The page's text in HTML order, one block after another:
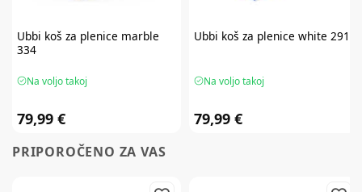
Ubbi koš za plenice marble
334
Na voljo takoj
79,99 €
Ubbi koš za plenice white 291
Na voljo takoj
79,99 €
PRIPOROČENO ZA VAS